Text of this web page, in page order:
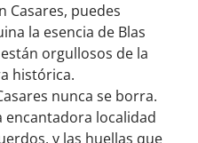
Casares, puedes
la esencia de Blas
orgullosos de la
histórica.
nunca se borra.
encantadora localidad
y las huellas que